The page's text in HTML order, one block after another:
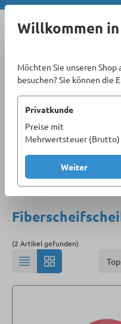
Zum Hauptinhalt springen
Willkommen
Möchten Sie unseren Shop
besuchen? Sie können die
Privatkunde
Preise mit
Mehrwertsteuer (Brutto)
Weiter
Sortiment
Fiberscheifscheiben
(2 Artikel gefunden)